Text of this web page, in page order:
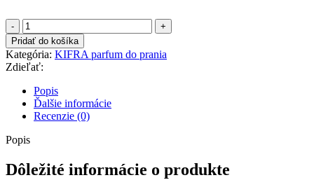
množstvo
Kifra
Parfum
do
Prania
-
Orgován
Pridať do košíka
Kategória: KIFRA parfum do prania
Zdieľať:
Popis
Ďalšie informácie
Recenzie (0)
Popis
Dôležité informácie o produkte